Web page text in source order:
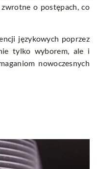
o postępach, co
językowych poprzez
tylko wyborem, ale i
nowoczesnych